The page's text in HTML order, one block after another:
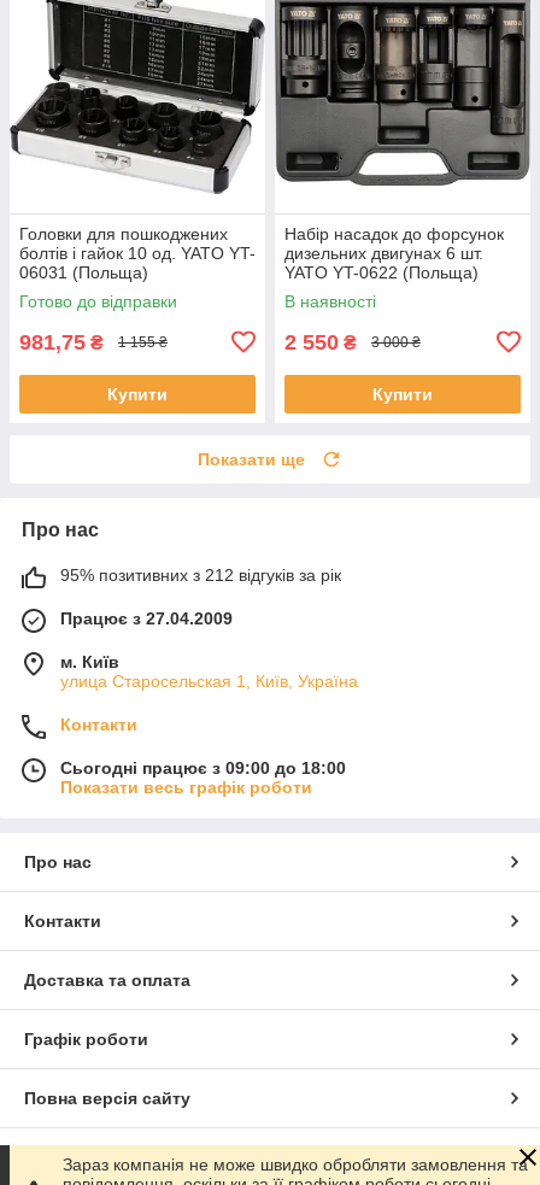
Головки для пошкоджених
болтів і гайок 10 од. YATO YT-
06031 (Польща)
Готово до відправки
981,75 ₴ 1 155 ₴
Купити
Набір насадок до форсунок
дизельних двигунах 6 шт.
YATO YT-0622 (Польща)
В наявності
2 550 ₴ 3 000 ₴
Купити
Показати ще
Про нас
95% позитивних з 212 відгуків за рік
Працює з 27.04.2009
м. Київ
улица Старосельская 1, Київ, Україна
Контакти
Сьогодні працює з 09:00 до 18:00
Показати весь графік роботи
Про нас
Контакти
Доставка та оплата
Графік роботи
Повна версія сайту
Сайт створено на маркетплейсі Prom.ua
Зараз компанія не може швидко обробляти замовлення та